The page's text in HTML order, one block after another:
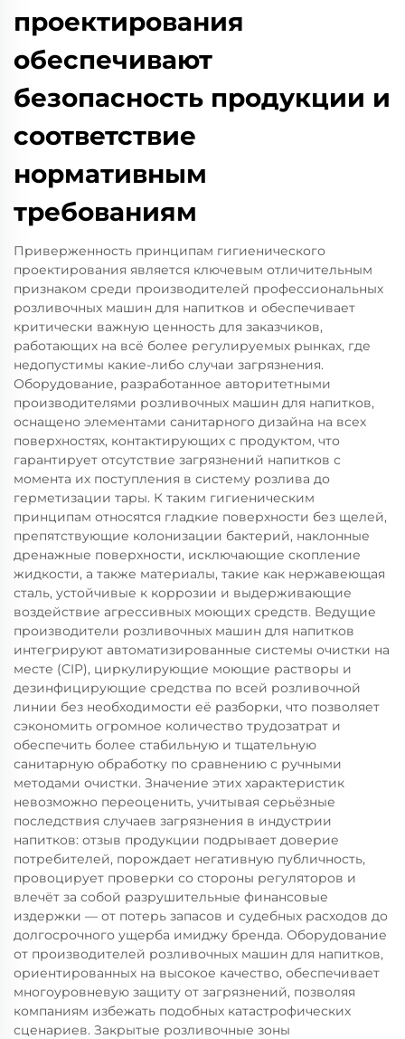
проектирования
обеспечивают
безопасность продукции и
соответствие
нормативным
требованиям
Приверженность принципам гигиенического
проектирования является ключевым отличительным
признаком среди производителей профессиональных
розливочных машин для напитков и обеспечивает
критически важную ценность для заказчиков,
работающих на всё более регулируемых рынках, где
недопустимы какие-либо случаи загрязнения.
Оборудование, разработанное авторитетными
производителями розливочных машин для напитков,
оснащено элементами санитарного дизайна на всех
поверхностях, контактирующих с продуктом, что
гарантирует отсутствие загрязнений напитков с
момента их поступления в систему розлива до
герметизации тары. К таким гигиеническим
принципам относятся гладкие поверхности без щелей,
препятствующие колонизации бактерий, наклонные
дренажные поверхности, исключающие скопление
жидкости, а также материалы, такие как нержавеющая
сталь, устойчивые к коррозии и выдерживающие
воздействие агрессивных моющих средств. Ведущие
производители розливочных машин для напитков
интегрируют автоматизированные системы очистки на
месте (CIP), циркулирующие моющие растворы и
дезинфицирующие средства по всей розливочной
линии без необходимости её разборки, что позволяет
сэкономить огромное количество трудозатрат и
обеспечить более стабильную и тщательную
санитарную обработку по сравнению с ручными
методами очистки. Значение этих характеристик
невозможно переоценить, учитывая серьёзные
последствия случаев загрязнения в индустрии
напитков: отзыв продукции подрывает доверие
потребителей, порождает негативную публичность,
провоцирует проверки со стороны регуляторов и
влечёт за собой разрушительные финансовые
издержки — от потерь запасов и судебных расходов до
долгосрочного ущерба имиджу бренда. Оборудование
от производителей розливочных машин для напитков,
ориентированных на высокое качество, обеспечивает
многоуровневую защиту от загрязнений, позволяя
компаниям избежать подобных катастрофических
сценариев. Закрытые розливочные зоны